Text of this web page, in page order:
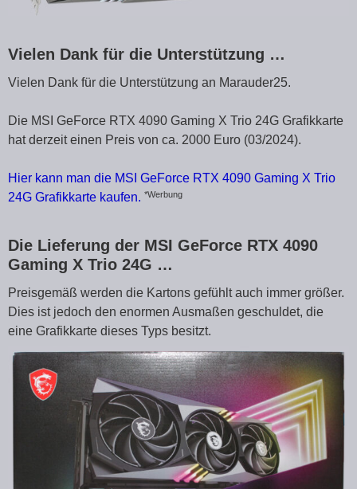
Vielen Dank für die Unterstützung …
Vielen Dank für die Unterstützung an Marauder25.
Die MSI GeForce RTX 4090 Gaming X Trio 24G Grafikkarte
hat derzeit einen Preis von ca. 2000 Euro (03/2024).
Hier kann man die MSI GeForce RTX 4090 Gaming X Trio
24G Grafikkarte kaufen. *Werbung
Die Lieferung der MSI GeForce RTX 4090
Gaming X Trio 24G …
Preisgemäß werden die Kartons gefühlt auch immer größer.
Dies ist jedoch den enormen Ausmaßen geschuldet, die
eine Grafikkarte dieses Typs besitzt.